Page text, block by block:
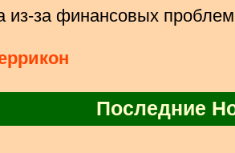
из-за финансовых
Последние